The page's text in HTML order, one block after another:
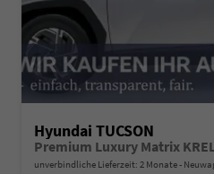
Hyundai TUCSON
Premium Luxury Matrix
unverbindliche Lieferzeit: 2 Monate